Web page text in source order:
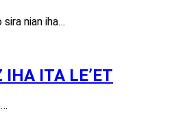
nian iha…
ITA LE’ET